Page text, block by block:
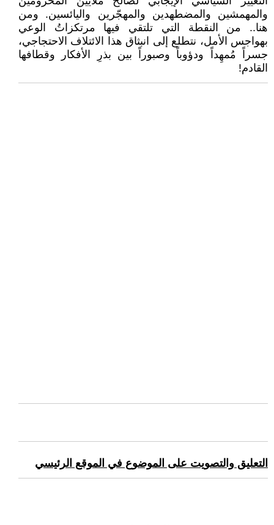
والمهمشين والمضطهدين والمهجّرين واليائسين. ومن
هنا.. من النقطة التي تلتقي فيها مرتكزاتُ الوعي
بهواجس الأمل، نتطلع إلى انبثاق هذا الائتلاف الاحتجاجي،
جسراً مُمهِداً ودؤوباً وصبوراً بين بذرِ الأفكار وقطافها
القادم!
التعليق والتصويت على الموضوع في الموقع الرئيسي